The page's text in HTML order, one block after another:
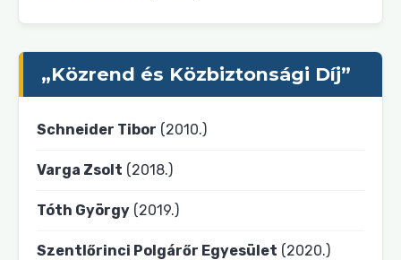
„Közrend és Közbiztonsági Díj”
Schneider Tibor (2010.)
Varga Zsolt (2018.)
Tóth György (2019.)
Szentlőrinci Polgárőr Egyesület (2020.)